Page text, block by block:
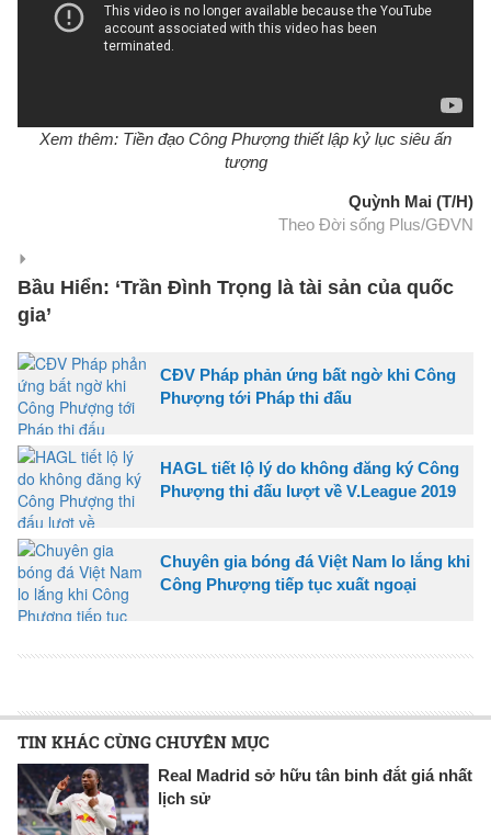
Xem thêm: Tiền đạo Công Phượng thiết lập kỷ lục siêu ấn
tượng
Quỳnh Mai (T/H)
Theo Đời sống Plus/GĐVN
Bầu Hiển: ‘Trần Đình Trọng là tài sản của quốc
gia’
CĐV Pháp phản ứng bất ngờ khi Công
Phượng tới Pháp thi đấu
HAGL tiết lộ lý do không đăng ký Công
Phượng thi đấu lượt về V.League 2019
Chuyên gia bóng đá Việt Nam lo lắng khi
Công Phượng tiếp tục xuất ngoại
TIN KHÁC CÙNG CHUYÊN MỤC
Real Madrid sở hữu tân binh đắt giá nhất
lịch sử